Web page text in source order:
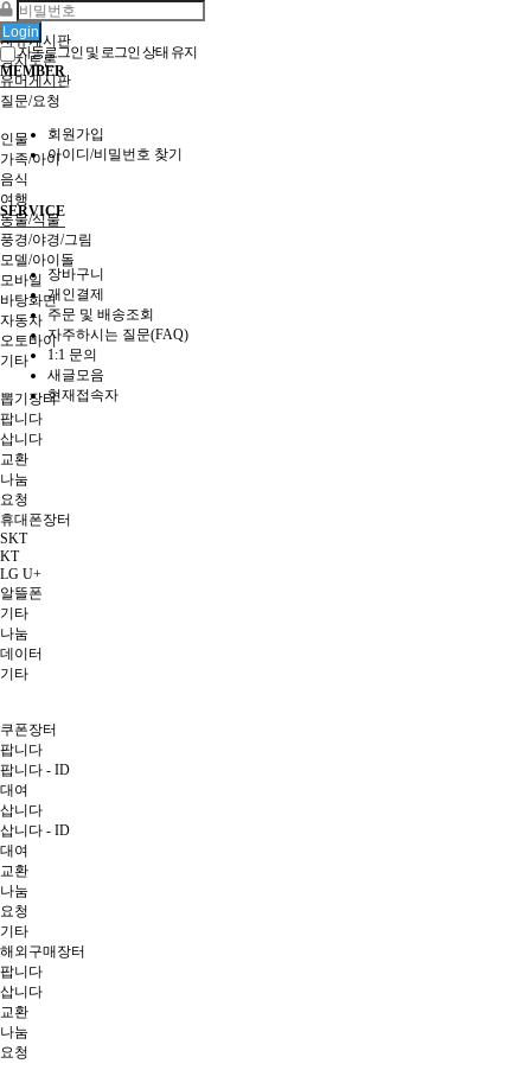
커뮤니티
자유게시판
정치토론
유머게시판
질문/요청
인물
가족/아이
음식
여행
동물/식물
풍경/야경/그림
모델/아이돌
모바일
바탕화면
자동차
오토바이
기타
장터
뽑기장터
팝니다
삽니다
교환
나눔
요청
휴대폰장터
SKT
KT
LG U+
알뜰폰
기타
나눔
데이터
기타
쿠폰장터
팝니다
팝니다 - ID
대여
삽니다
삽니다 - ID
대여
교환
나눔
요청
기타
해외구매장터
팝니다
삽니다
교환
나눔
요청
Login
자동로그인 및 로그인 상태 유지
MEMBER
회원가입
아이디/비밀번호 찾기
SERVICE
장바구니
개인결제
주문 및 배송조회
자주하시는 질문(FAQ)
1:1 문의
새글모음
현재접속자